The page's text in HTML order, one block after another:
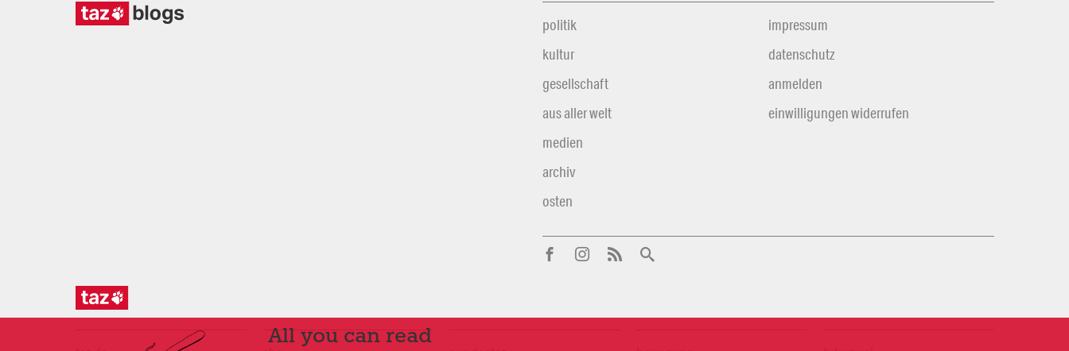
All you can read
politik
kultur
gesellschaft
aus aller welt
medien
archiv
osten
impressum
datenschutz
anmelden
einwilligungen widerrufen